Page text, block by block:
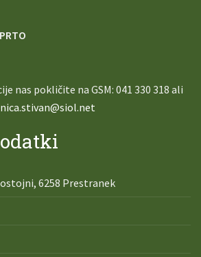
nas pokličite na GSM: 041 330 318 ali
6258 Prestranek